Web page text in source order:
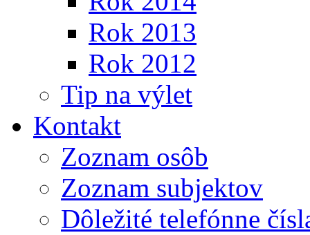
Rok 2013
Rok 2012
Tip na výlet
Kontakt
Zoznam osôb
Zoznam subjektov
Dôležité telefónne